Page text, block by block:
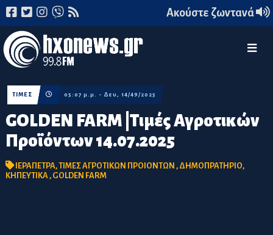
Ακούστε ζωντανά
GOLDEN FARM |Τιμές Αγροτικών
Προϊόντων 14.07.2025
ΤΙΜΕΣ 05:07 μ.μ. - Δευ, 14/49/2025
ΙΕΡΑΠΕΤΡΑ,ΤΙΜΕΣ ΑΓΡΟΤΙΚΩΝ ΠΡΟΙΟΝΤΩΝ , ΔΗΜΟΠΡΑΤΗΡΙΟ,
ΚΗΠΕΥΤΙΚΑ , GOLDEN FARM